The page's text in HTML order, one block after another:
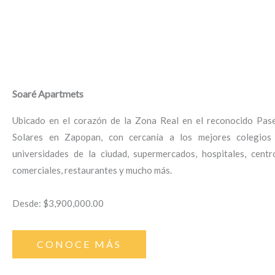
Soaré Apartmets
Ubicado en el corazón de la Zona Real en el reconocido
Solares en Zapopan, con cercanía a los mejores
universidades de la ciudad, supermercados, hospitales,
comerciales, restaurantes y mucho más.
Desde: $3,900,000.00
CONOCE MÁS